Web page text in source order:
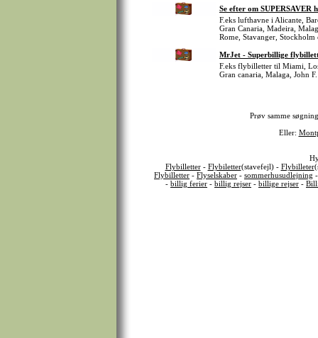
Se efter om
F.eks lufthavne i Alicante,
Gran Canaria, Madeira,
Rome, Stavanger, Stockholm
MrJet - Superbillige
F.eks flybilletter til Miami,
Gran canaria, Malaga, John
Prøv samme
Eller:
Flybilletter- Flybiletter(stavefejl) - Flybilleter
Flybilletter - Flyselskaber - sommerhusudlejning
- billig ferier - billig rejser - billige rejser -